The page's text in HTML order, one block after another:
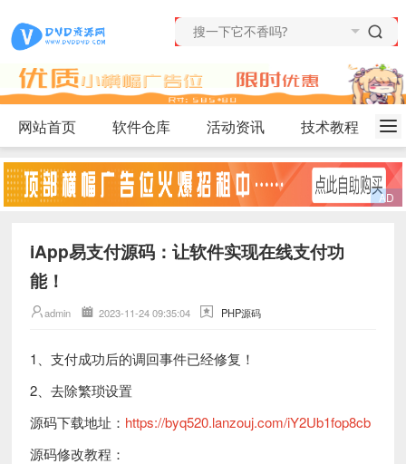
网站首页 软件仓库 活动资讯 技术教程
iApp易支付源码：让软件实现在线支付功
能！
admin 2023-11-24 09:35:04 PHP源码
1、支付成功后的调回事件已经修复！
2、去除繁琐设置
源码下载地址： https://byq520.lanzouj.com/iY2Ub1fop8cb
源码修改教程：